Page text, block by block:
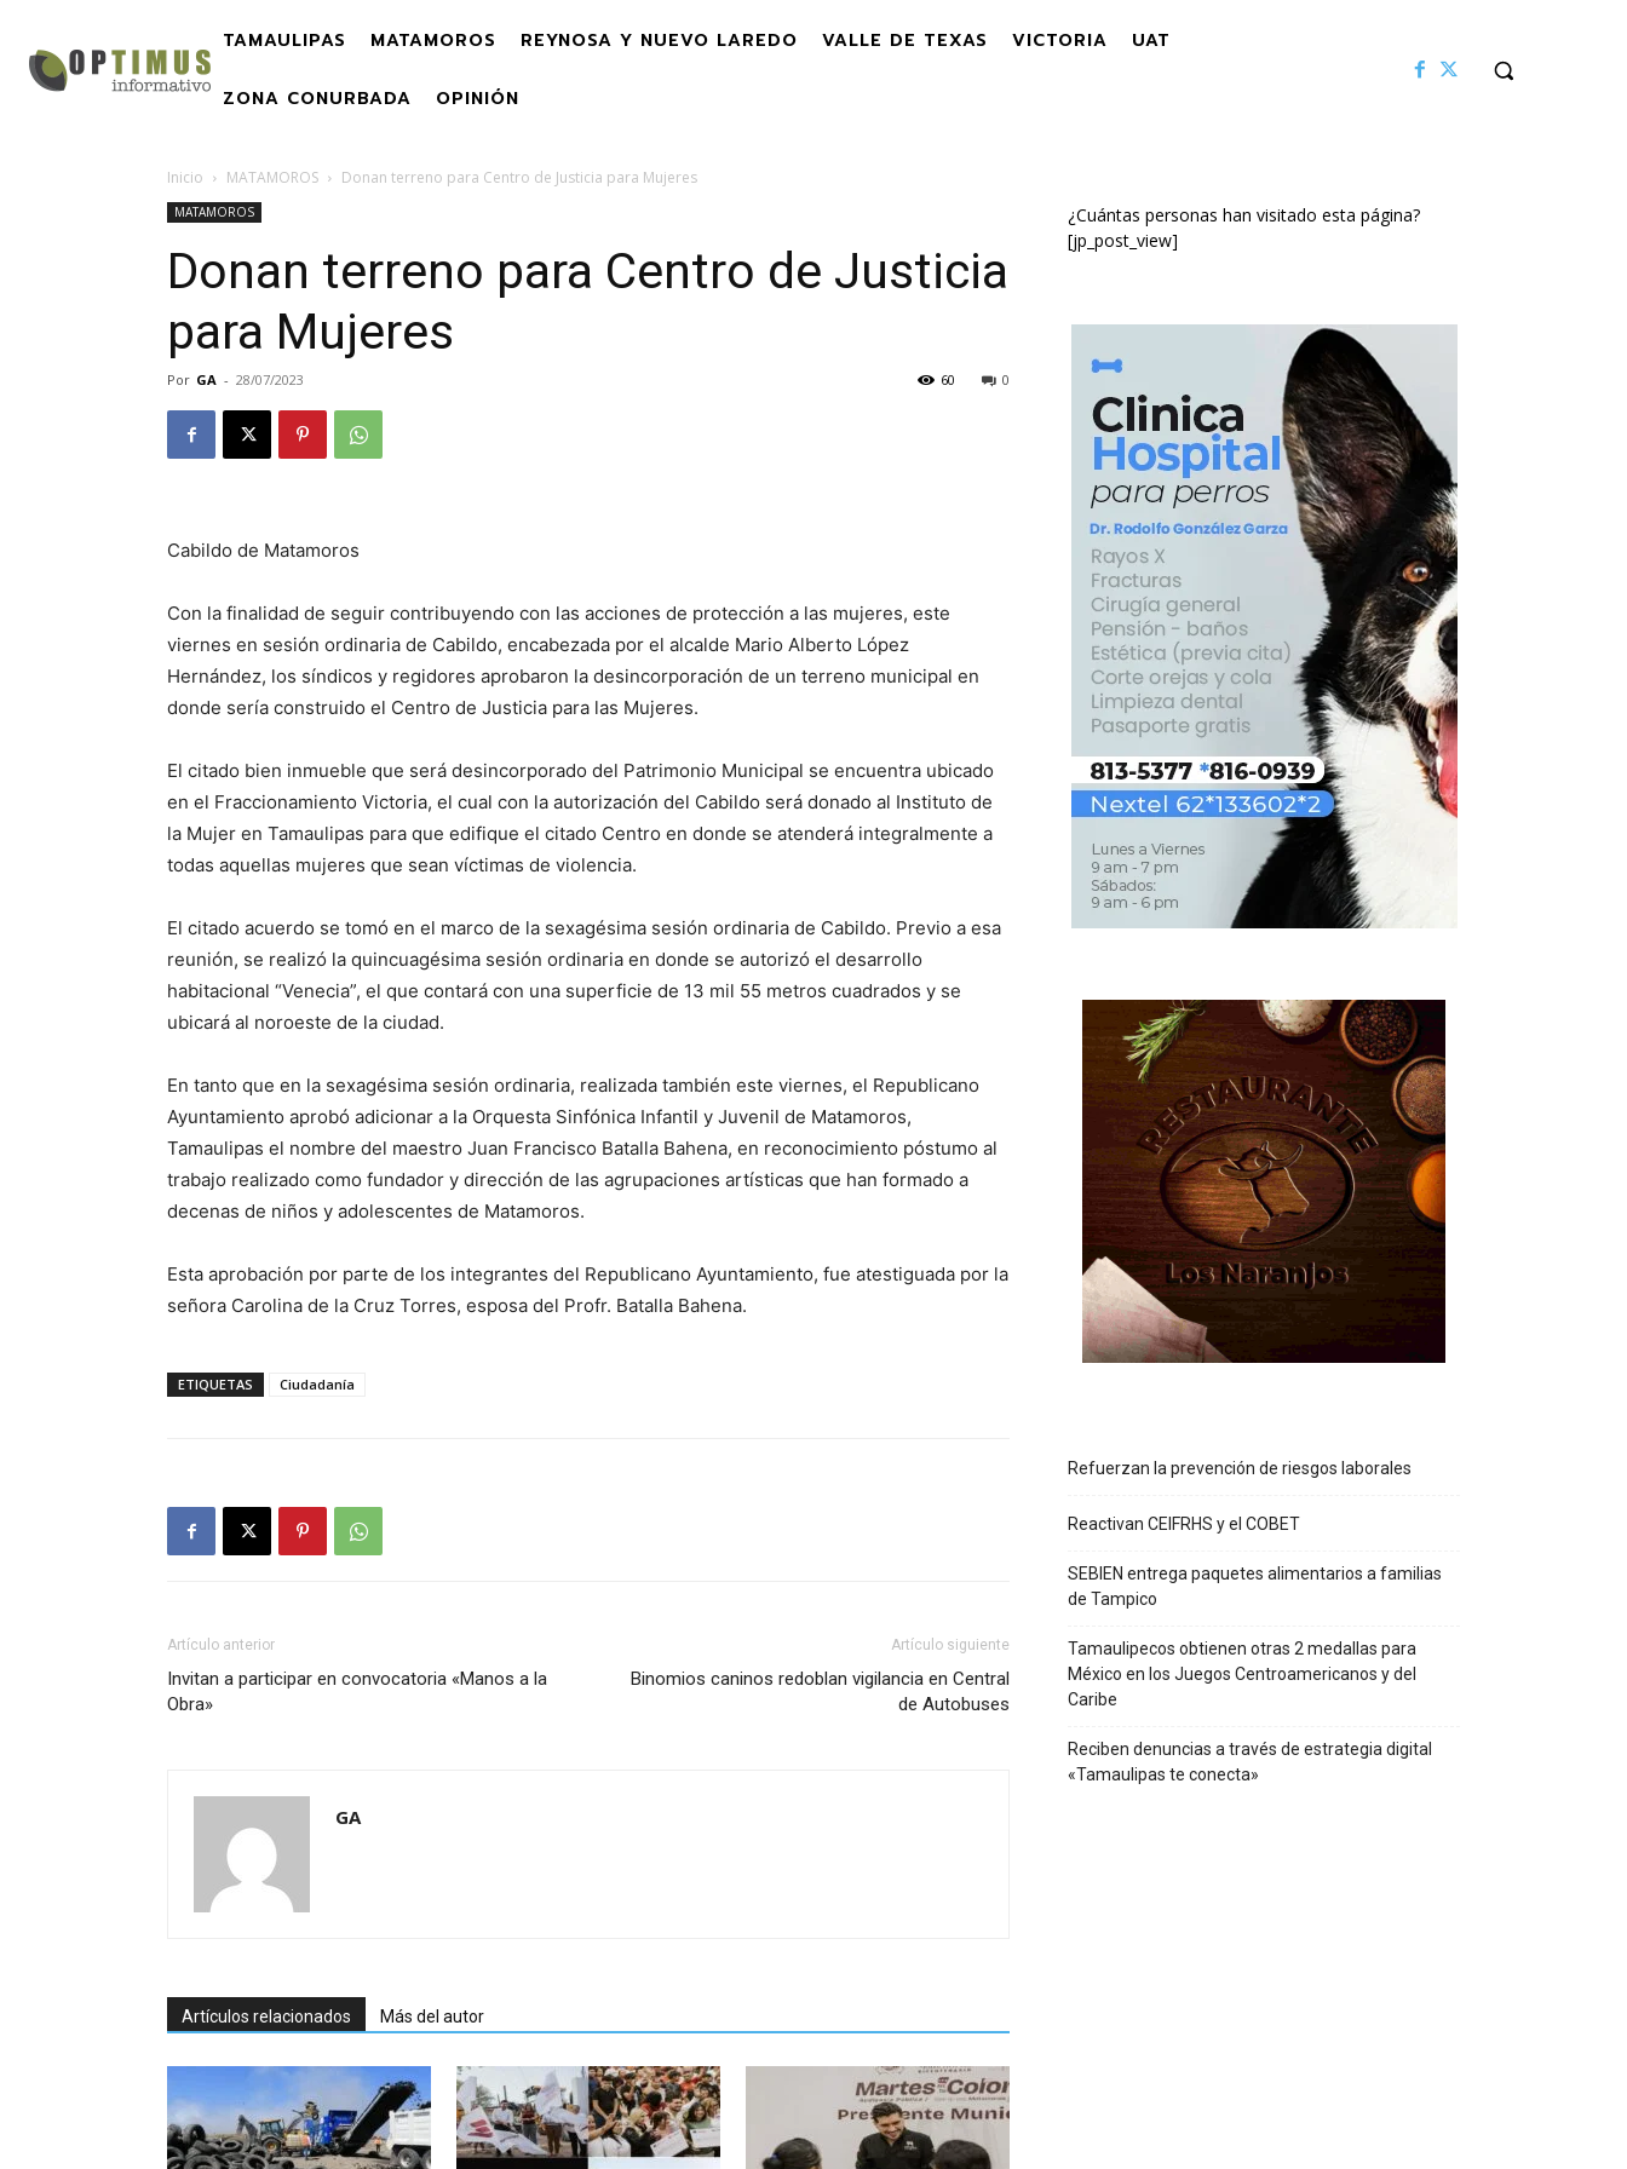
TAMAULIPAS MATAMOROS REYNOSA Y NUEVO LAREDO VALLE DE TEXAS VICTORIA UAT
ZONA CONURBADA OPINIÓN
Inicio MATAMOROS Donan terreno para Centro de Justicia para Mujeres
MATAMOROS
Donan terreno para Centro de Justicia
para Mujeres
Por GA - 28/07/2023 0
60
Cabildo de Matamoros
Con la finalidad de seguir contribuyendo con las acciones de protección a las mujeres, este
viernes en sesión ordinaria de Cabildo, encabezada por el alcalde Mario Alberto López
Hernández, los síndicos y regidores aprobaron la desincorporación de un terreno municipal en
donde sería construido el Centro de Justicia para las Mujeres.
El citado bien inmueble que será desincorporado del Patrimonio Municipal se encuentra ubicado
en el Fraccionamiento Victoria, el cual con la autorización del Cabildo será donado al Instituto de
la Mujer en Tamaulipas para que edifique el citado Centro en donde se atenderá integralmente a
todas aquellas mujeres que sean víctimas de violencia.
El citado acuerdo se tomó en el marco de la sexagésima sesión ordinaria de Cabildo. Previo a esa
reunión, se realizó la quincuagésima sesión ordinaria en donde se autorizó el desarrollo
habitacional “Venecia”, el que contará con una superficie de 13 mil 55 metros cuadrados y se
ubicará al noroeste de la ciudad.
En tanto que en la sexagésima sesión ordinaria, realizada también este viernes, el Republicano
Ayuntamiento aprobó adicionar a la Orquesta Sinfónica Infantil y Juvenil de Matamoros,
Tamaulipas el nombre del maestro Juan Francisco Batalla Bahena, en reconocimiento póstumo al
trabajo realizado como fundador y dirección de las agrupaciones artísticas que han formado a
decenas de niños y adolescentes de Matamoros.
Esta aprobación por parte de los integrantes del Republicano Ayuntamiento, fue atestiguada por la
señora Carolina de la Cruz Torres, esposa del Profr. Batalla Bahena.
ETIQUETAS Ciudadanía
Artículo anterior
Invitan a participar en convocatoria «Manos a la
Obra»
Artículo siguiente
Binomios caninos redoblan vigilancia en Central
de Autobuses
GA
Artículos relacionados Más del autor
¿Cuántas personas han visitado esta página?
[jp_post_view]
Refuerzan la prevención de riesgos laborales
Reactivan CEIFRHS y el COBET
SEBIEN entrega paquetes alimentarios a familias
de Tampico
Tamaulipecos obtienen otras 2 medallas para
México en los Juegos Centroamericanos y del
Caribe
Reciben denuncias a través de estrategia digital
«Tamaulipas te conecta»